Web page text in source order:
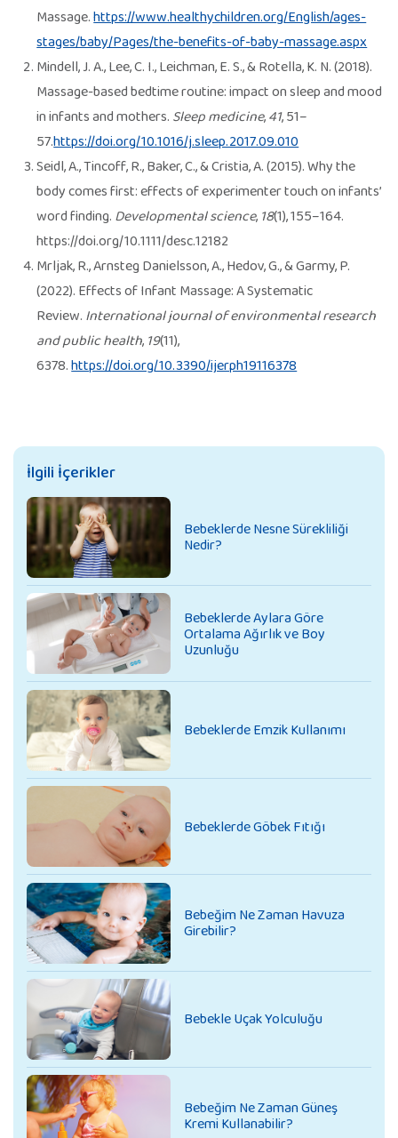
Massage.https://www.healthychildren.org/English/ages-
stages/baby/Pages/the-benefits-of-baby-massage.aspx
Mindell, J. A., Lee, C. I., Leichman, E. S., & Rotella, K. N. (2018).
Massage-based bedtime routine: impact on sleep and mood
in infants and mothers. Sleep medicine,41, 51–
57.https://doi.org/10.1016/j.sleep.2017.09.010
Seidl, A., Tincoff, R., Baker, C., & Cristia, A. (2015). Why the
body comes first: effects of experimenter touch on infants’
word finding. Developmental science, 18(1), 155–164.
https://doi.org/10.1111/desc.12182
Mrljak, R., Arnsteg Danielsson, A., Hedov, G., & Garmy, P.
(2022). Effects of Infant Massage: A Systematic
Review. International journal of environmental research
and public health, 19(11),
6378.https://doi.org/10.3390/ijerph19116378
İlgili İçerikler
Bebeklerde Nesne Sürekliliği
Nedir?
Bebeklerde Aylara Göre
Ortalama Ağırlık ve Boy
Uzunluğu
Bebeklerde Emzik Kullanımı
Bebeklerde Göbek Fıtığı
Bebeğim Ne Zaman Havuza
Girebilir?
Bebekle Uçak Yolculuğu
Bebeğim Ne Zaman Güneş
Kremi Kullanabilir?